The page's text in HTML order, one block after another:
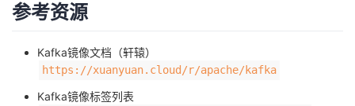
参考资源
Kafka镜像文档（轩辕）
https://xuanyuan.cloud/r/apache/kafka
Kafka镜像标签列表